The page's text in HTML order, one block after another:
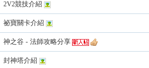
2V2競技介紹
祕寶關卡介紹
神之谷 - 法師攻略分享
封神塔介紹